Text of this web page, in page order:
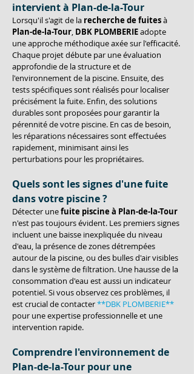
intervient à Plan-de-la-Tour
Lorsqu'il s'agit de la recherche de fuites à
Plan-de-la-Tour, DBK PLOMBERIE adopte
une approche méthodique axée sur l'efficacité.
Chaque projet débute par une évaluation
approfondie de la structure et de
l'environnement de la piscine. Ensuite, des
tests spécifiques sont réalisés pour localiser
précisément la fuite. Enfin, des solutions
durables sont proposées pour garantir la
pérennité de votre piscine. En cas de besoin,
les réparations nécessaires sont effectuées
rapidement, minimisant ainsi les
perturbations pour les propriétaires.
Quels sont les signes d'une fuite
dans votre piscine ?
Détecter une fuite piscine à Plan-de-la-Tour
n'est pas toujours évident. Les premiers signes
incluent une baisse inexpliquée du niveau
d'eau, la présence de zones détrempées
autour de la piscine, ou des bulles d'air visibles
dans le système de filtration. Une hausse de la
consommation d'eau est aussi un indicateur
potentiel. Si vous observez ces problèmes, il
est crucial de contacter **DBK PLOMBERIE**
pour une expertise professionnelle et une
intervention rapide.
Comprendre l'environnement de
Plan-de-la-Tour pour une